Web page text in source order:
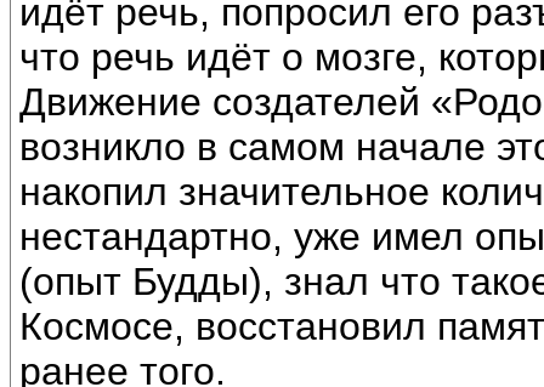
идёт речь, попросил его
что речь идёт о мозге,
Движение создателей
возникло в самом начале
накопил значительное
нестандартно, уже имел
(опыт Будды), знал что
Космосе, восстановил
ранее того.